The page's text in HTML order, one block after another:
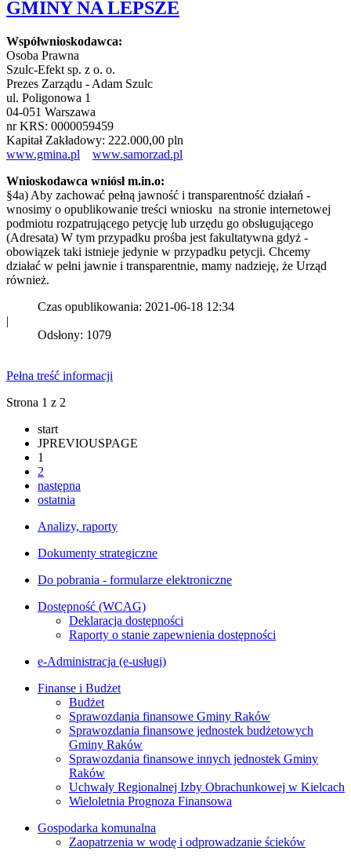
GMINY NA LEPSZE
Współwnioskodawca:
Osoba Prawna
Szulc-Efekt sp. z o. o.
Prezes Zarządu - Adam Szulc
ul. Poligonowa 1
04-051 Warszawa
nr KRS: 0000059459
Kapitał Zakładowy: 222.000,00 pln
www.gmina.pl
www.samorzad.pl
Wnioskodawca wniósł m.in.o:
§4a) Aby zachować pełną jawność i transparentność działań -
wnosimy o opublikowanie treści wniosku na stronie internetowej
podmiotu rozpatrującego petycję lub urzędu go obsługującego
(Adresata) W tym przypadku prośba jest fakultatywna gdyż -
obowiązek taki istnieje jedynie w przypadku petycji. Chcemy
działać w pełni jawnie i transparentnie, mamy nadzieję, że Urząd
również.
Czas opublikowania: 2021-06-18 12:34
|
Odsłony: 1079
Pełna treść informacji
Strona 1 z 2
start
JPREVIOUSPAGE
1
2
następna
ostatnia
Analizy, raporty
Dokumenty strategiczne
Do pobrania - formularze elektroniczne
Dostępność (WCAG)
Deklaracja dostępności
Raporty o stanie zapewnienia dostępności
e-Administracja (e-usługi)
Finanse i Budżet
Budżet
Sprawozdania finansowe Gminy Raków
Sprawozdania finansowe jednostek budżetowych
Gminy Raków
Sprawozdania finansowe innych jednostek Gminy
Raków
Uchwały Regionalnej Izby Obrachunkowej w Kielcach
Wieloletnia Prognoza Finansowa
Gospodarka komunalna
Zaopatrzenia w wodę i odprowadzanie ścieków